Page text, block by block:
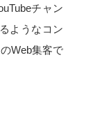
チャン
ようなコン
Web集客で